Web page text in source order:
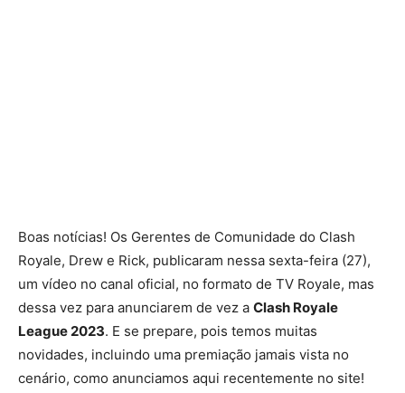
Boas notícias! Os Gerentes de Comunidade do Clash
Royale, Drew e Rick, publicaram nessa sexta-feira (27),
um vídeo no canal oficial, no formato de TV Royale, mas
dessa vez para anunciarem de vez a Clash Royale
League 2023. E se prepare, pois temos muitas
novidades, incluindo uma premiação jamais vista no
cenário, como anunciamos aqui recentemente no site!